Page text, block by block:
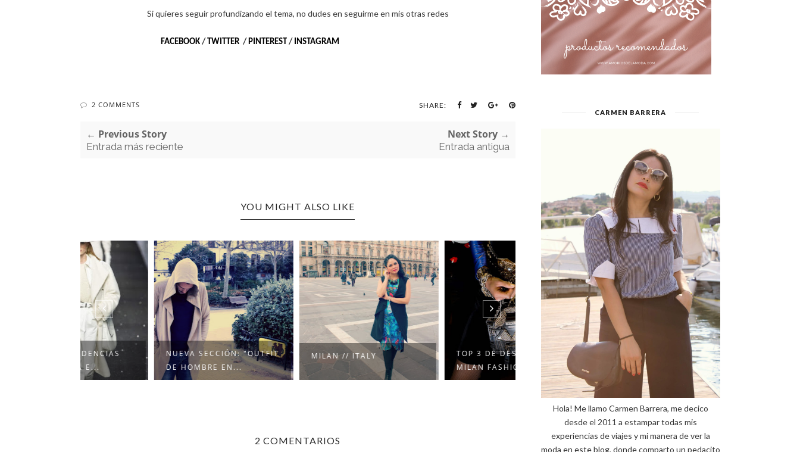
Si quieres seguir profundizando el tema, no dudes en seguirme en mis otras redes
FACEBOOK/ TWITTER/ PINTEREST / INSTAGRAM
2 COMMENTS SHARE:
← Previous Story
Entrada más reciente
Next Story →
Entrada antigua
YOU MIGHT ALSO LIKE
NUEVA SECCIÓN: "OUTFIT
DE HOMBRE EN...
MILAN // ITALY
TOP 3 DE DESFILES
MILAN FASHION WEE...
OUTFIT : CARDIGAN +
MAXI SNEAKERS
TREND: 7 TENDENCIAS
IDEALES PARA E...
2 COMENTARIOS
CARMEN BARRERA
Hola! Me llamo Carmen Barrera, me decico
desde el 2011 a estampar todas mis
experiencias de viajes y mi manera de ver la
moda en este blog, donde comparto un pedacito